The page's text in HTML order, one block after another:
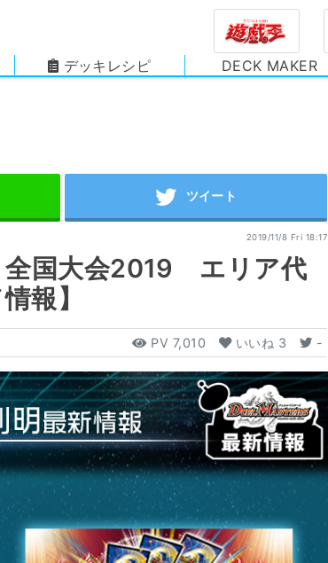
デッキレシピ DECK MAKER
2019/11/8 Fri 18:17
全国大会2019 エリア代
報】
PV 7,010 いいね 3 -